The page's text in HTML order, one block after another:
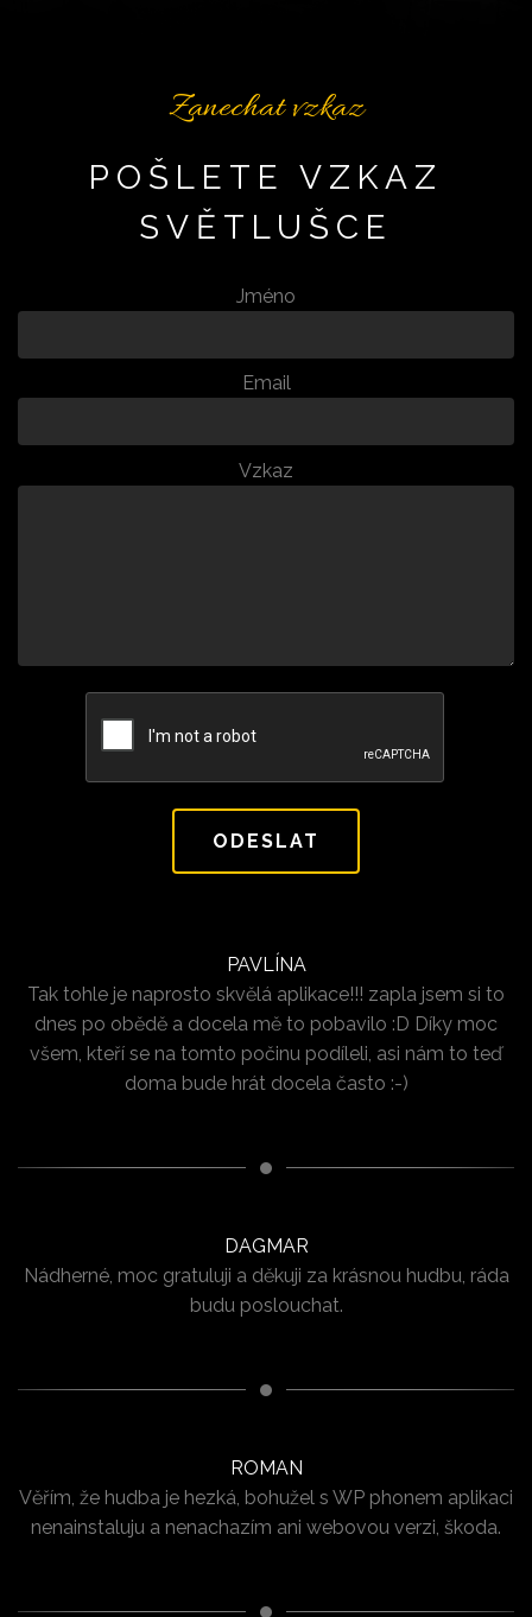
Zanechat vzkaz
POŠLETE VZKAZ
SVĚTLUŠCE
Jméno
Email
Vzkaz
PAVLÍNA
Tak tohle je naprosto skvělá aplikace!!! zapla jsem si to
dnes po obědě a docela mě to pobavilo :D Díky moc
všem, kteří se na tomto počinu podíleli, asi nám to teď
doma bude hrát docela často :-)
DAGMAR
Nádherné, moc gratuluji a děkuji za krásnou hudbu, ráda
budu poslouchat.
ROMAN
Věřím, že hudba je hezká, bohužel s WP phonem aplikaci
nenainstaluju a nenachazím ani webovou verzi, škoda.